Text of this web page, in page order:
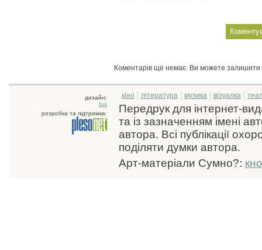
Коментарів ще немає. Ви можете
дизайн:
tux
розробка та підтримка:
кіно література музика візуалка
Передрук для інтернет-
та із зазначенням імені
автора. Всі публікації
поділяти думки автора.
Арт-матеріали Сумно?: